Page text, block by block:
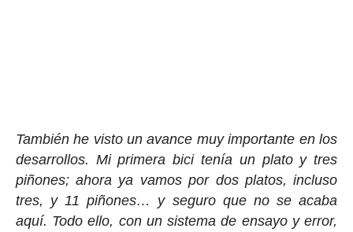
También he visto un avance muy importante en los
desarrollos. Mi primera bici tenía un plato y tres
piñones; ahora ya vamos por dos platos, incluso
tres, y 11 piñones… y seguro que no se acaba
aquí. Todo ello, con un sistema de ensayo y error,